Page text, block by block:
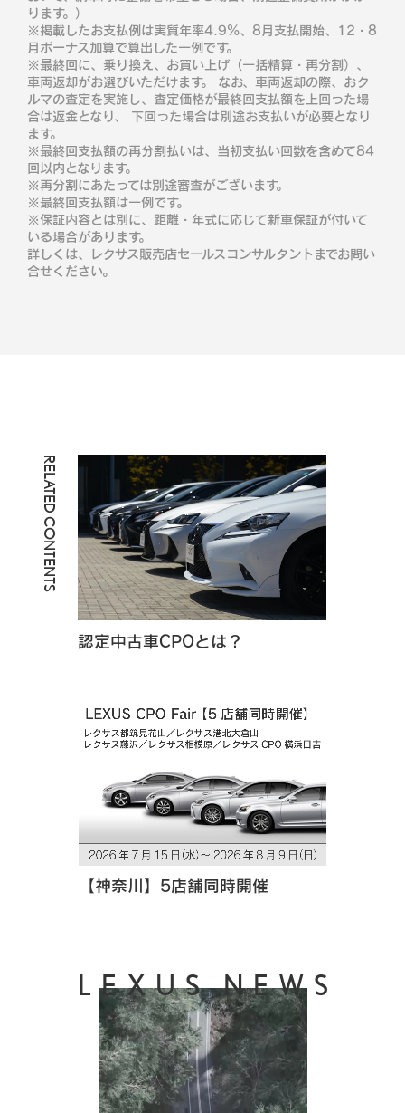
ります。）
※掲載したお支払例は実質年率4.9％、8月支払開始、12・8
月ボーナス加算で算出した一例です。
※最終回に、乗り換え、お買い上げ（一括精算・再分割）、
車両返却がお選びいただけます。 なお、車両返却の際、おク
ルマの査定を実施し、査定価格が最終回支払額を上回った場
合は返金となり、 下回った場合は別途お支払いが必要となり
ます。
※最終回支払額の再分割払いは、当初支払い回数を含めて84
回以内となります。
※再分割にあたっては別途審査がございます。
※最終回支払額は一例です。
※保証内容とは別に、距離・年式に応じて新車保証が付いて
いる場合があります。
詳しくは、レクサス販売店セールスコンサルタントまでお問い
合せください。
RELATED CONTENTS
認定中古車CPOとは？
【神奈川】5店舗同時開催
LEXUS NEWS